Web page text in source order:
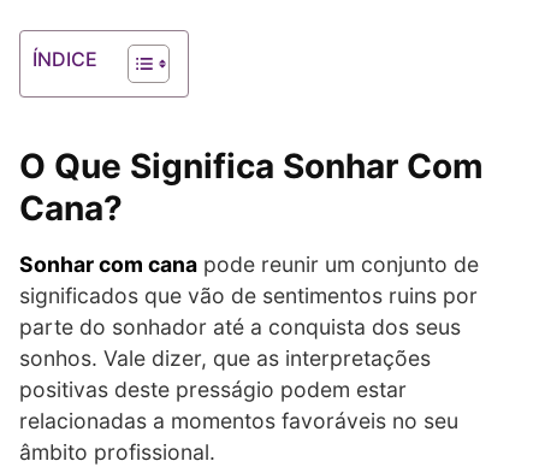
ÍNDICE
O Que Significa Sonhar Com
Cana?
Sonhar com cana pode reunir um conjunto de
significados que vão de sentimentos ruins por
parte do sonhador até a conquista dos seus
sonhos. Vale dizer, que as interpretações
positivas deste presságio podem estar
relacionadas a momentos favoráveis no seu
âmbito profissional.